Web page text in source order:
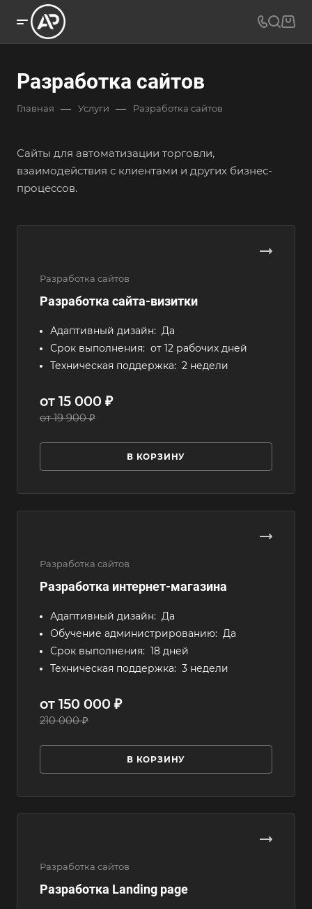
Разработка сайтов
Главная — Услуги — Разработка сайтов
Сайты для автоматизации торговли,
взаимодействия с клиентами и других бизнес-
процессов.
Разработка сайтов
Разработка сайта-визитки
Адаптивный дизайн: Да
Срок выполнения: от 12 рабочих дней
Техническая поддержка: 2 недели
от 15 000 ₽
от 19 900 ₽
В КОРЗИНУ
Разработка сайтов
Разработка интернет-магазина
Адаптивный дизайн: Да
Обучение администрированию: Да
Срок выполнения: 18 дней
Техническая поддержка: 3 недели
от 150 000 ₽
210 000 ₽
В КОРЗИНУ
Разработка сайтов
Разработка Landing page